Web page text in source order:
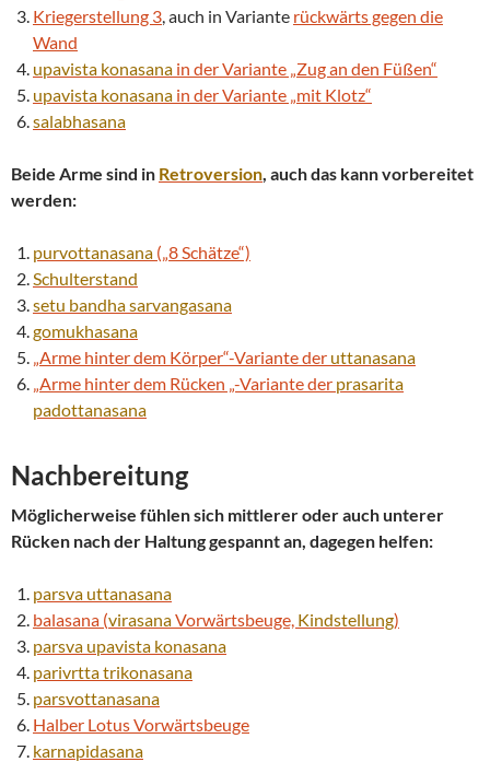
Kriegerstellung 3 , auch in Variante rückwärts gegen die
Wand
upavista konasana in der Variante „Zug an den Füßen“
upavista konasana in der Variante „mit Klotz“
salabhasana
Beide Arme sind in Retroversion , auch das kann vorbereitet
werden:
purvottanasana („8 Schätze“)
Schulterstand
setu bandhasarvangasana
gomukhasana
„Arme hinter dem Körper“-Variante der uttanasana
„Arme hinter dem Rücken „-Variante der prasarita
padottanasana
Nachbereitung
Möglicherweise fühlen sich mittlerer oder auch unterer
Rücken nach der Haltung gespannt an, dagegen helfen:
parsva uttanasana
balasana (virasanaVorwärtsbeuge, Kindstellung)
parsva upavista konasana
parivrttatrikonasana
parsvottanasana
Halber Lotus Vorwärtsbeuge
karnapidasana